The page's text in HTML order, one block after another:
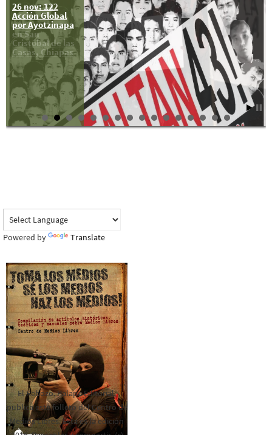
26 nov: 122
Acción Global
por Ayotzinapa
26 ene: XX
Acción Global
por Ayotzinapa
en San
Cristóbal de las
Casas, Chiapas
Powered by Translate
El Rebozo, Palapa Editorial,
publica este folleto del Centro de
Medios Libres. Esta es la edición